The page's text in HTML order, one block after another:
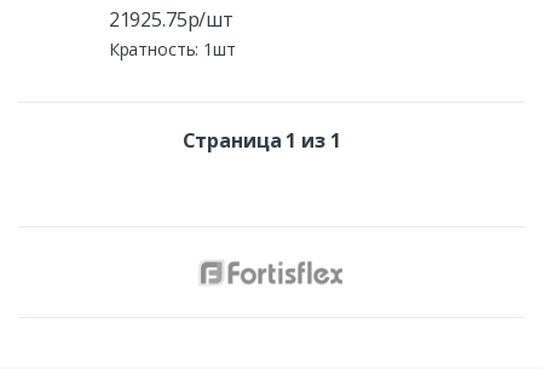
21925.75р/шт
Кратность: 1шт
Страница 1 из 1